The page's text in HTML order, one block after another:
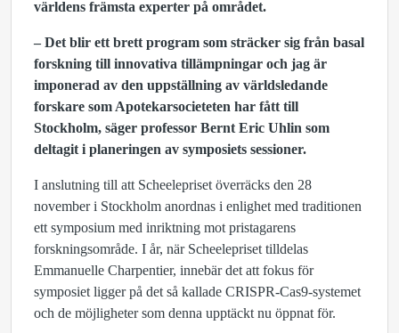
världens främsta experter på området.
– Det blir ett brett program som sträcker sig från basal
forskning till innovativa tillämpningar och jag är
imponerad av den uppställning av världsledande
forskare som Apotekarsocieteten har fått till
Stockholm, säger professor Bernt Eric Uhlin som
deltagit i planeringen av symposiets sessioner.
I anslutning till att Scheelepriset överräcks den 28
november i Stockholm anordnas i enlighet med traditionen
ett symposium med inriktning mot pristagarens
forskningsområde. I år, när Scheelepriset tilldelas
Emmanuelle Charpentier, innebär det att fokus för
symposiet ligger på det så kallade CRISPR-Cas9-systemet
och de möjligheter som denna upptäckt nu öppnat för.